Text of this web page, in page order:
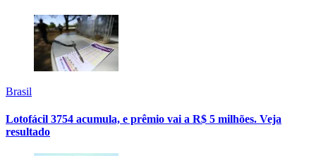
Brasil
Lotofácil 3754 acumula, e prêmio vai a R$ 5 milhões. Veja
resultado